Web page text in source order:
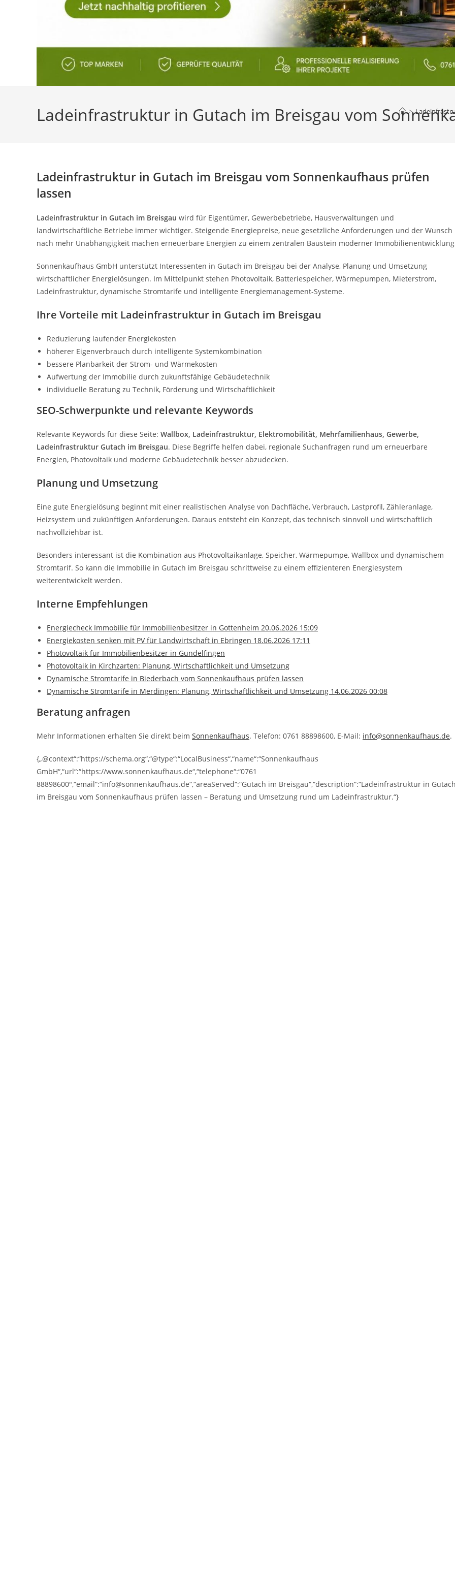
Ladeinfrastruktur in Gutach im Breisgau vom >
Ladeinfrastruktur in Gutach im Breisgau vom Sonnenkaufhaus prüfen
lassen
Ladeinfrastruktur in Gutach im Breisgau wird für Eigentümer, Gewerbebetriebe, Hausverwaltungen und
landwirtschaftliche Betriebe immer wichtiger. Steigende Energiepreise, neue gesetzliche Anforderungen und der Wunsch
nach mehr Unabhängigkeit machen erneuerbare Energien zu einem zentralen Baustein moderner
Sonnenkaufhaus GmbH unterstützt Interessenten in Gutach im Breisgau bei der Analyse, Planung und Umsetzung
wirtschaftlicher Energielösungen. Im Mittelpunkt stehen Photovoltaik, Batteriespeicher, Wärmepumpen, Mieterstrom,
Ladeinfrastruktur, dynamische Stromtarife und intelligente Energiemanagement-Systeme.
Ihre Vorteile mit Ladeinfrastruktur in Gutach im Breisgau
Reduzierung laufender Energiekosten
höherer Eigenverbrauch durch intelligente Systemkombination
bessere Planbarkeit der Strom- und Wärmekosten
Aufwertung der Immobilie durch zukunftsfähige Gebäudetechnik
individuelle Beratung zu Technik, Förderung und Wirtschaftlichkeit
SEO-Schwerpunkte und relevante Keywords
Relevante Keywords für diese Seite: Wallbox, Ladeinfrastruktur, Elektromobilität, Mehrfamilienhaus, Gewerbe,
Ladeinfrastruktur Gutach im Breisgau. Diese Begriffe helfen dabei, regionale Suchanfragen rund um erneuerbare
Energien, Photovoltaik und moderne Gebäudetechnik besser abzudecken.
Planung und Umsetzung
Eine gute Energielösung beginnt mit einer realistischen Analyse von Dachfläche, Verbrauch, Lastprofil, Zähleranlage,
Heizsystem und zukünftigen Anforderungen. Daraus entsteht ein Konzept, das technisch sinnvoll und wirtschaftlich
nachvollziehbar ist.
Besonders interessant ist die Kombination aus Photovoltaikanlage, Speicher, Wärmepumpe, Wallbox und dynamischem
Stromtarif. So kann die Immobilie in Gutach im Breisgau schrittweise zu einem effizienteren Energiesystem
weiterentwickelt werden.
Interne Empfehlungen
Energiecheck Immobilie für Immobilienbesitzer in Gottenheim 20.06.2026 15:09
Energiekosten senken mit PV für Landwirtschaft in Ebringen 18.06.2026 17:11
Photovoltaik für Immobilienbesitzer in Gundelfingen
Photovoltaik in Kirchzarten: Planung, Wirtschaftlichkeit und Umsetzung
Dynamische Stromtarife in Biederbach vom Sonnenkaufhaus prüfen lassen
Dynamische Stromtarife in Merdingen: Planung, Wirtschaftlichkeit und Umsetzung 14.06.2026 00:08
Beratung anfragen
Mehr Informationen erhalten Sie direkt beim Sonnenkaufhaus. Telefon: 0761 88898600, E-Mail: info@sonnenkaufhaus.de.
{„@context“:“https://schema.org“,“@type“:“LocalBusiness“,“name“:“Sonnenkaufhaus
GmbH“,“url“:“https://www.sonnenkaufhaus.de“,“telephone“:“0761
88898600″,“email“:“info@sonnenkaufhaus.de“,“areaServed“:“Gutach im Breisgau“,“description“:“Ladeinfrastruktur in
im Breisgau vom Sonnenkaufhaus prüfen lassen – Beratung und Umsetzung rund um Ladeinfrastruktur.“}